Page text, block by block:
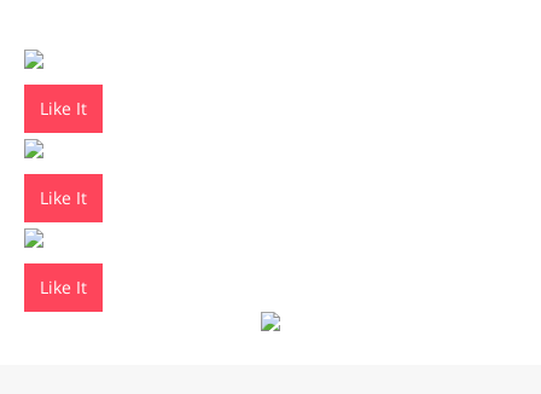
Like It
Like It
Like It